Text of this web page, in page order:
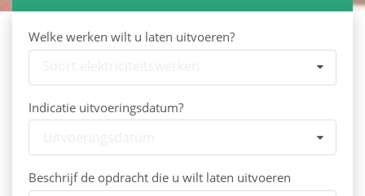
Welke werken wilt u laten uitvoeren?
Indicatie uitvoeringsdatum?
Beschrijf de opdracht die u wilt laten uitvoeren